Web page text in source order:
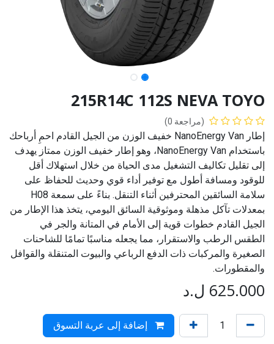
215R14C 112S NEVA TOYO
(مراجعة 0)
إطار NanoEnergy Van خفيف الوزن من الجيل القادم احمِ أرباحك
باستخدام NanoEnergy Van، وهو إطار خفيف الوزن ممتاز يهدف
إلى تقليل تكاليف التشغيل مدى الحياة من خلال استهلاك أقل
للوقود ومسافة أطول مع توفير أداء قوي وحديث للحفاظ على
سلامة السائقين المحترفين أثناء التنقل. بناءً على سمعة H08
بمعدلات تآكل مذهلة وموثوقية السائق اليومي، يتخذ هذا الإطار من
الجيل القادم خطوات قوية إلى الأمام في المتانة والجر في
الطقس الرطب والاستقرار، مما يجعله مناسبًا تمامًا للشاحنات
الصغيرة والمركبات ذات الدفع الرباعي والبيوت المتنقلة والقوافل
والمقطورات.
625.000 ل.د
إضافة إلى عربة التسوق